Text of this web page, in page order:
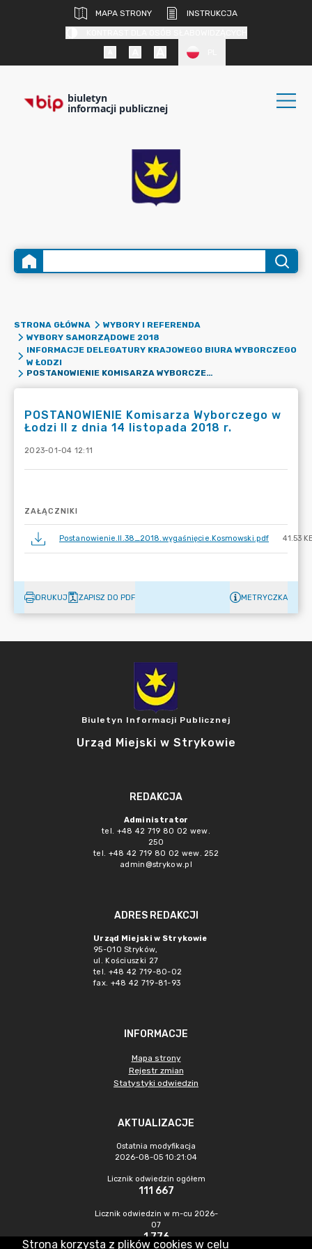
MAPA STRONY
INSTRUKCJA
biuletyn
informacji publicznej
STRONA GŁÓWNA
WYBORY I REFERENDA
WYBORY SAMORZĄDOWE 2018
INFORMACJE DELEGATURY KRAJOWEGO BIURA WYBORCZEGO
W ŁODZI
POSTANOWIENIE KOMISARZA WYBORCZEGO W ŁODZI II Z DNIA 14 LISTOPADA 2018 R.
POSTANOWIENIE Komisarza Wyborczego w
Łodzi II z dnia 14 listopada 2018 r.
2023-01-04 12:11
ZAŁĄCZNIKI
Postanowienie.II.38_2018.wygaśnięcie.Kosmowski.pdf 41.53
DRUKUJ ZAPISZ DO PDF METRYCZKA
Biuletyn Informacji Publicznej
Urząd Miejski w Strykowie
REDAKCJA
Administrator
tel. +48 42 719 80 02 wew.
250
tel. +48 42 719 80 02 wew. 252
admin@strykow.pl
ADRES REDAKCJI
Urząd Miejski w Strykowie
95-010 Stryków,
ul. Kościuszki 27
tel. +48 42 719-80-02
fax. +48 42 719-81-93
INFORMACJE
Mapa strony
Rejestr zmian
Statystyki odwiedzin
AKTUALIZACJE
Ostatnia modyfikacja
2026-08-05 10:21:04
Licznik odwiedzin ogółem
111 667
Licznik odwiedzin w m-cu 2026-
07
1 776
Strona korzysta z plików cookies w celu